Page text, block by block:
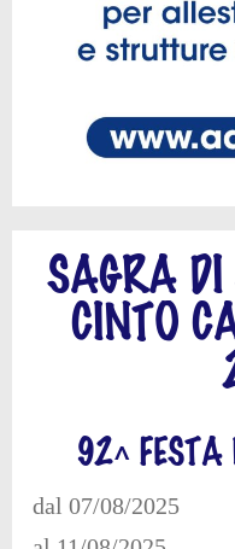
SAGRA
CINTO
92^ FESTA
dal 07/08/2025